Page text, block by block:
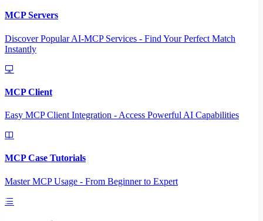
MCP Servers
Discover Popular AI-MCP Services - Find Your Perfect Match
Instantly
MCP Client
Easy MCP Client Integration - Access Powerful AI Capabilities
MCP Case Tutorials
Master MCP Usage - From Beginner to Expert